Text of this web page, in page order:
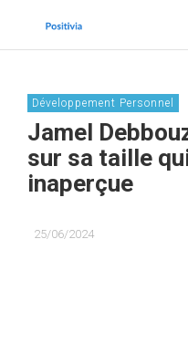
Développement Personnel
Jamel
sur sa taille
inaperçue
25/06/2024